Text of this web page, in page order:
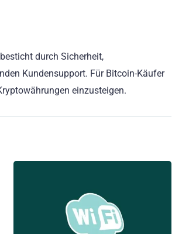
durch Sicherheit,
Kundensupport. Für Bitcoin-Käufer
einzusteigen.